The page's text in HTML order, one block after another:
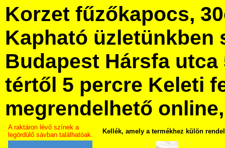
Korzet fűzőkapocs,
Kapható üzletünkben
Budapest Hársfa utca
tértől 5 percre Keleti
megrendelhető
A raktáron lévő színek a
legördülő sávban találhatóak.
Kellék, amely a termékhez külön